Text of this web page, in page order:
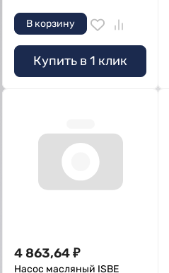
В корзину
Купить в 1 клик
4 863,64₽
Насос масляный ISBE